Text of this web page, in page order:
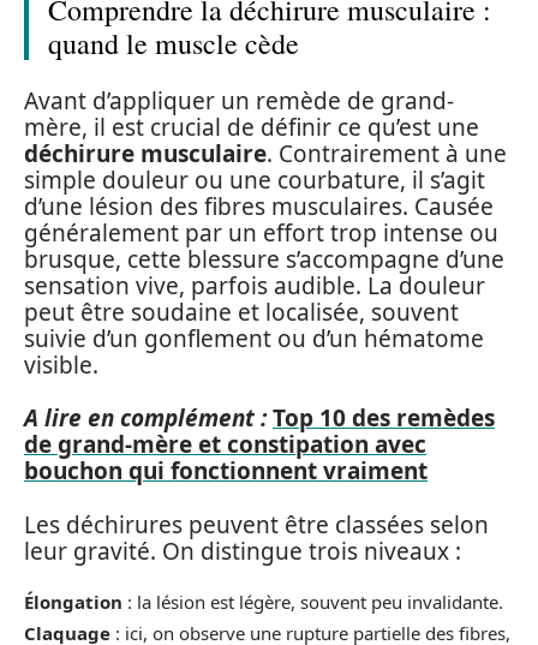
Comprendre la déchirure musculaire :
quand le muscle cède
Avant d’appliquer un remède de grand-
mère, il est crucial de définir ce qu’est une
déchirure musculaire. Contrairement à une
simple douleur ou une courbature, il s’agit
d’une lésion des fibres musculaires. Causée
généralement par un effort trop intense ou
brusque, cette blessure s’accompagne d’une
sensation vive, parfois audible. La douleur
peut être soudaine et localisée, souvent
suivie d’un gonflement ou d’un hématome
visible.
A lire en complément :Top 10 des remèdes
de grand-mère et constipation avec
bouchon qui fonctionnent vraiment
Les déchirures peuvent être classées selon
leur gravité. On distingue trois niveaux :
Élongation : la lésion est légère, souvent peu invalidante.
Claquage : ici, on observe une rupture partielle des fibres,